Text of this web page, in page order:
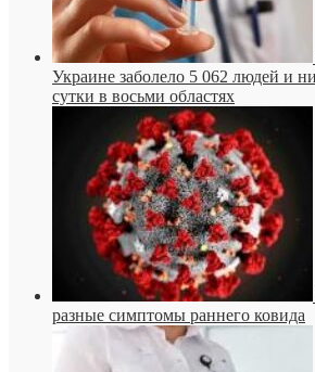
Украине заболело 5 062 людей и
сутки в восьми областях
разные симптомы раннего ковида